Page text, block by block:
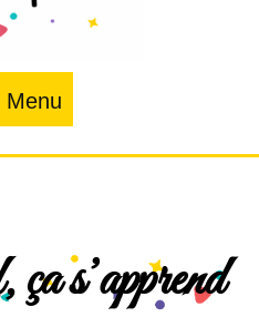
Menu
s’apprend